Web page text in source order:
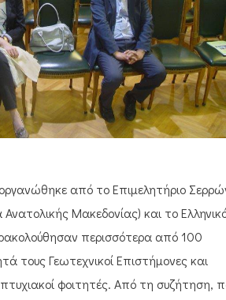
από το Επιμελητήριο
Μακεδονίας) και το
περισσότερα από 100
τους Γεωτεχνικοί Επιστήμονες και
φοιτητές. Από τη συζήτηση,